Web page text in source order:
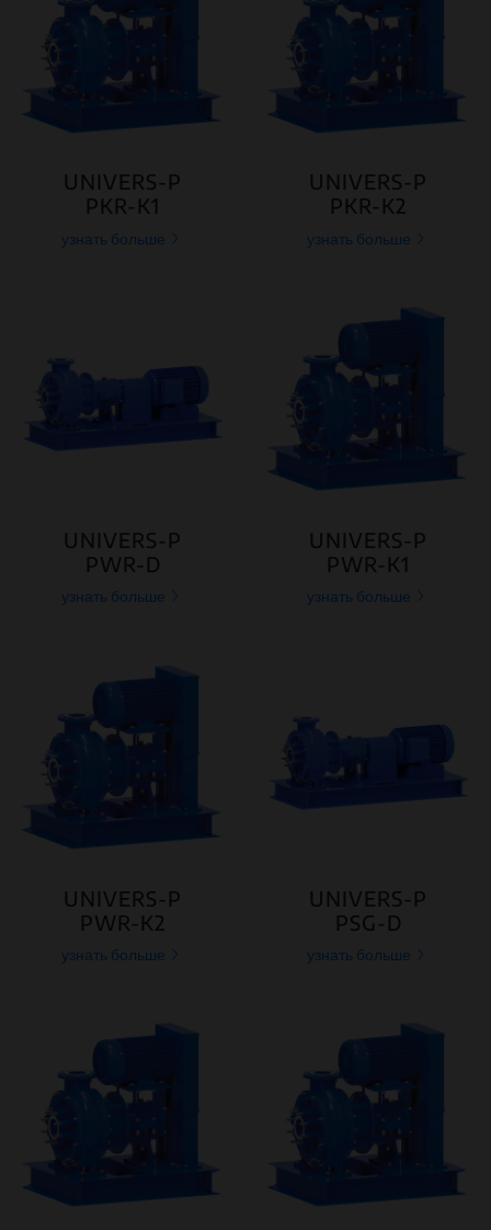
UNIVERS-P
PKR-K1
узнать больше
UNIVERS-P
PKR-K2
узнать больше
UNIVERS-P
PWR-D
узнать больше
UNIVERS-P
PWR-K1
узнать больше
UNIVERS-P
PWR-K2
узнать больше
UNIVERS-P
PSG-D
узнать больше